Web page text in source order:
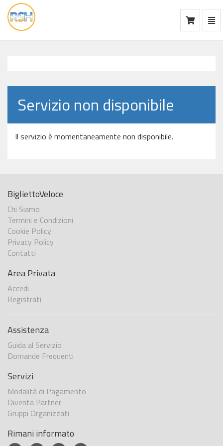
vai
alla
Servizio non disponibile
Il servizio è momentaneamente non disponibile.
BigliettoVeloce
Chi Siamo
Termini e Condizioni
Cookie Policy
Privacy Policy
Contatti
Area Privata
Accedi
Registrati
Assistenza
Guida al Servizio
Domande Frequenti
Servizi
Modalità di Pagamento
Diventa Partner
Gruppi Organizzati
Rimani informato